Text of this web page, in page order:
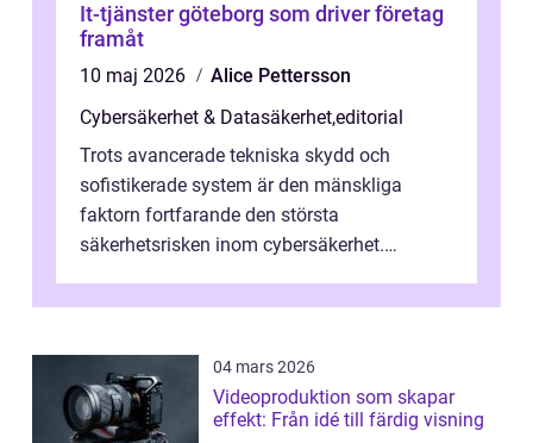
It-tjänster göteborg som driver företag
framåt
10 maj 2026
Alice Pettersson
Cybersäkerhet & Datasäkerhet,editorial
Trots avancerade tekniska skydd och
sofistikerade system är den mänskliga
faktorn fortfarande den största
säkerhetsrisken inom cybersäkerhet.
04 mars 2026
Videoproduktion som skapar
effekt: Från idé till färdig visning